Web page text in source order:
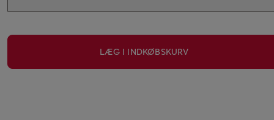
LÆG I INDKØBSKURV